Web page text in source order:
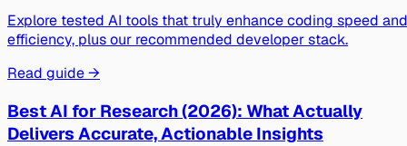
Explore tested AI tools that truly enhance coding speed and
efficiency, plus our recommended developer stack.
Read guide →
Best AI for Research (2026): What Actually
Delivers Accurate, Actionable Insights